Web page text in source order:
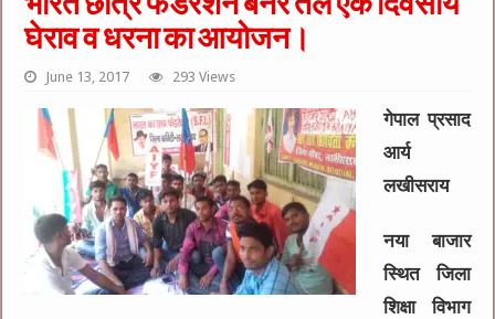
भारत छात्र फेडरेशन बेनर तले एक दिवसीय
घेराव व धरना का आयोजन।
June 13, 2017 293 Views
गेपाल प्रसाद
आर्य
लखीसराय
नया बाजार
स्थित जिला
शिक्षा विभाग